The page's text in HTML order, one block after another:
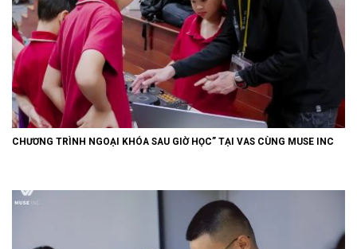
CHƯƠNG TRÌNH NGOẠI KHÓA SAU GIỜ HỌC” TẠI VAS CÙNG MUSE INC